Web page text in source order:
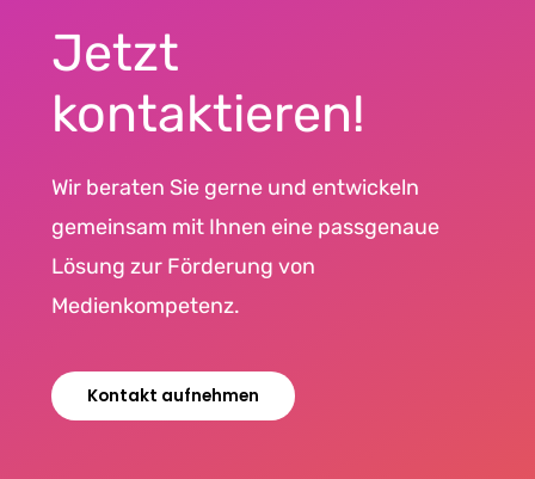
Jetzt
kontaktieren!
Wir beraten Sie gerne und entwickeln
gemeinsam mit Ihnen eine passgenaue
Lösung zur Förderung von
Medienkompetenz.
Kontakt aufnehmen